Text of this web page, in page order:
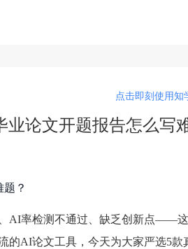
点击即刻使用知
业论文开题报告怎么写
？
AI率检测不通过、缺乏创新点——
的AI论文工具，今天为大家严选5款